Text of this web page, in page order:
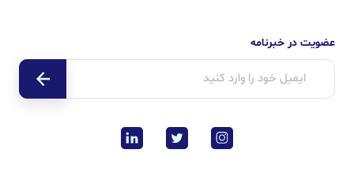
عضویت در خبرنامه